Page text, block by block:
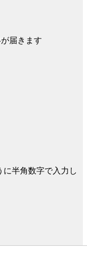
届きます
に半角数字で入力し